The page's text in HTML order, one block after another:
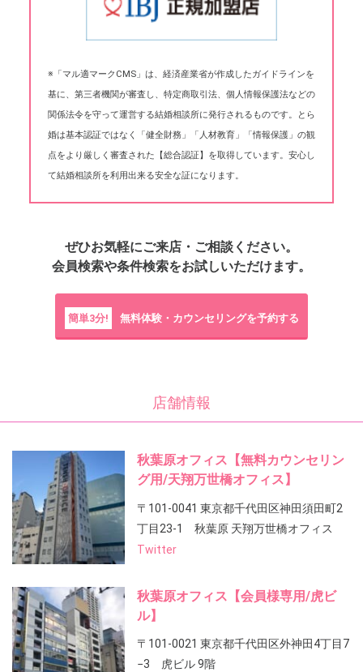
※「マル適マークCMS」は、経済産業省が作成したガイドラインを
基に、第三者機関が審査し、特定商取引法、個人情報保護法などの
関係法令を守って運営する結婚相談所に発行されるものです。とら
婚は基本認証ではなく「健全財務」「人材教育」「情報保護」の観
点をより厳しく審査された【総合認証】を取得しています。安心し
て結婚相談所を利用出来る安全な証になります。
ぜひお気軽にご来店・ご相談ください。
会員検索や条件検索をお試しいただけます。
簡単3分! 無料体験・カウンセリングを予約する
店舗情報
秋葉原オフィス【無料カウンセリン
グ用/天翔万世橋オフィス】
〒101-0041 東京都千代田区神田須田町2
丁目23-1 秋葉原 天翔万世橋オフィス
Twitter
秋葉原オフィス【会員様専用/虎ビ
ル】
〒101-0021 東京都千代田区外神田4丁目7
−3 虎ビル 9階